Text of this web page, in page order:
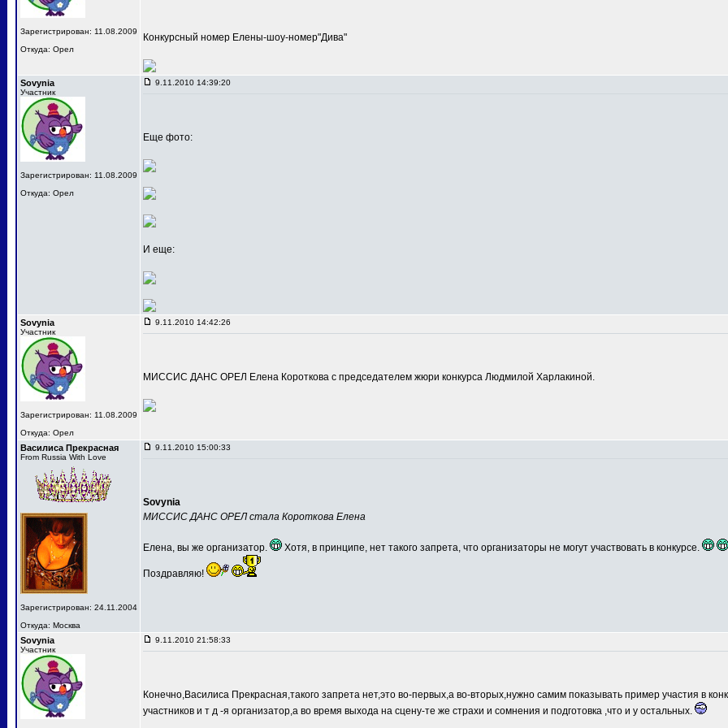
Зарегистрирован: 11.08.2009
Откуда: Орел
Конкурсный номер Елены-шоу-номер"Дива"
Sovynia
Участник
Зарегистрирован: 11.08.2009
Откуда: Орел
9.11.2010 14:39:20
Еще фото:
И еще:
Sovynia
Участник
Зарегистрирован: 11.08.2009
Откуда: Орел
9.11.2010 14:42:26
МИССИС ДАНС ОРЕЛ Елена Короткова с председателем жюри конкурса Людмилой Харлакиной.
Василиса Прекрасная
From Russia With Love
Зарегистрирован: 24.11.2004
Откуда: Москва
9.11.2010 15:00:33
Sovynia
МИССИС ДАНС ОРЕЛ стала Короткова Елена
Елена, вы же организатор. Хотя, в принципе, нет такого запрета, что организаторы не могут участвовать в конкурсе.
Поздравляю!
Sovynia
Участник
9.11.2010 21:58:33
Конечно,Василиса Прекрасная,такого запрета нет,это во-первых,а во-вторых,нужно самим показывать пример участия в
участников и т д -я организатор,а во время выхода на сцену-те же страхи и сомнения и подготовка ,что и у остальных.